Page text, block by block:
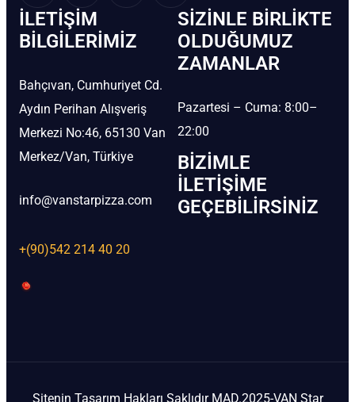
İLETIŞIM
BİLGILERIMIZ
Bahçıvan, Cumhuriyet Cd.
Aydın Perihan Alışveriş
Merkezi No:46, 65130 Van
Merkez/Van, Türkiye
info@vanstarpizza.com
+(90)542 214 40 20
SIZINLE BIRLIKTE
OLDUĞUMUZ
ZAMANLAR
Pazartesi – Cuma: 8:00–
22:00
BIZIMLE
İLETIŞIME
GEÇEBILIRSINIZ
Sitenin Tasarım Hakları Saklıdır MAD.2025-VAN Star